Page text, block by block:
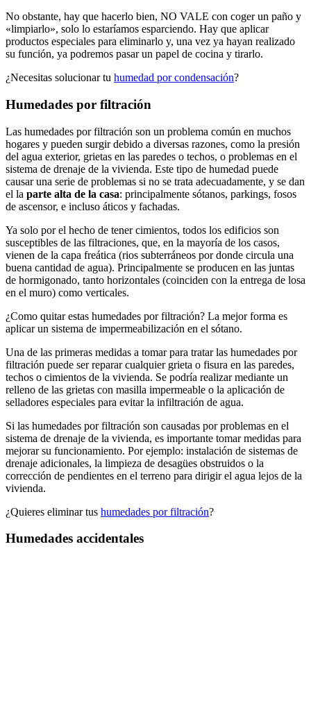
No obstante, hay que hacerlo bien, NO VALE con coger un paño y
«limpiarlo», solo lo estaríamos esparciendo. Hay que aplicar
productos especiales para eliminarlo y, una vez ya hayan realizado
su función, ya podremos pasar un papel de cocina y tirarlo.
¿Necesitas solucionar tu humedad por condensación?
Humedades por filtración
Las humedades por filtración son un problema común en muchos
hogares y pueden surgir debido a diversas razones, como la presión
del agua exterior, grietas en las paredes o techos, o problemas en el
sistema de drenaje de la vivienda. Este tipo de humedad puede
causar una serie de problemas si no se trata adecuadamente, y se dan
el la parte alta de la casa: principalmente sótanos, parkings, fosos
de ascensor, e incluso áticos y fachadas.
Ya solo por el hecho de tener cimientos, todos los edificios son
susceptibles de las filtraciones, que, en la mayoría de los casos,
vienen de la capa freática (rios subterráneos por donde circula una
buena cantidad de agua). Principalmente se producen en las juntas
de hormigonado, tanto horizontales (coinciden con la entrega de losa
en el muro) como verticales.
¿Como quitar estas humedades por filtración? La mejor forma es
aplicar un sistema de impermeabilización en el sótano.
Una de las primeras medidas a tomar para tratar las humedades por
filtración puede ser reparar cualquier grieta o fisura en las paredes,
techos o cimientos de la vivienda. Se podría realizar mediante un
relleno de las grietas con masilla impermeable o la aplicación de
selladores especiales para evitar la infiltración de agua.
Si las humedades por filtración son causadas por problemas en el
sistema de drenaje de la vivienda, es importante tomar medidas para
mejorar su funcionamiento. Por ejemplo: instalación de sistemas de
drenaje adicionales, la limpieza de desagües obstruidos o la
corrección de pendientes en el terreno para dirigir el agua lejos de la
vivienda.
¿Quieres eliminar tus humedades por filtración?
Humedades accidentales